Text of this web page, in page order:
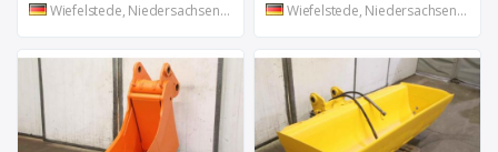
Wiefelstede, Niedersachsen, DE Wiefelstede, Niedersachsen, DE